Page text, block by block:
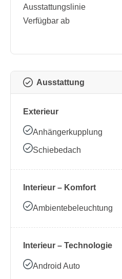
Ausstattungslinie
Verfügbar ab
Ausstattung
Exterieur
Anhängerkupplung
Schiebedach
Interieur – Komfort
Ambientebeleuchtung
Interieur – Technologie
Android Auto